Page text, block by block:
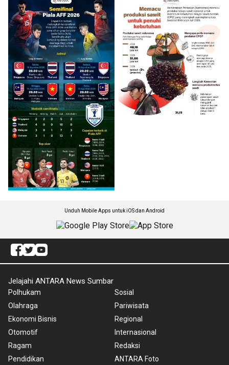
Unduh Mobile Apps untuk iOS dan Android
Jelajahi ANTARA News Sumbar
Polhukam
Olahraga
Ekonomi Bisnis
Otomotif
Ragam
Pendidikan
Sosial
Pariwisata
Regional
Internasional
Redaksi
ANTARA Foto